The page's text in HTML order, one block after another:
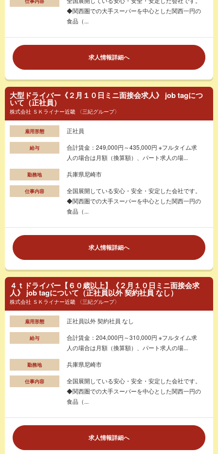
◆関西圏での大手スーパーを中心とした関西一円の
食品（...
求人情報詳細へ
大型ドライバー《２月１０日ミニ面接会求人》 job tagにつ
いて（正社員）
株式会社 ＳＫライナー近畿 〈三紀グループ〉
雇用形態 正社員
給与
合計賃金：249,000円～435,000円 ※フルタイム求
人の場合は月額（換算額）、パート求人の場...
勤務地 兵庫県尼崎市
仕事内容
全国展開している安心・安全・安定した会社です。
◆関西圏での大手スーパーを中心とした関西一円の
食品（...
求人情報詳細へ
４ｔドライバー【６０歳以上】《２月１０日ミニ面接会求
人》 job tagについて（正社員以外 契約社員 なし）
株式会社 ＳＫライナー近畿 〈三紀グループ〉
雇用形態 正社員以外 契約社員 なし
給与
合計賃金：204,000円～310,000円 ※フルタイム求
人の場合は月額（換算額）、パート求人の場...
勤務地 兵庫県尼崎市
仕事内容
全国展開している安心・安全・安定した会社です。
◆関西圏での大手スーパーを中心とした関西一円の
食品（...
求人情報詳細へ